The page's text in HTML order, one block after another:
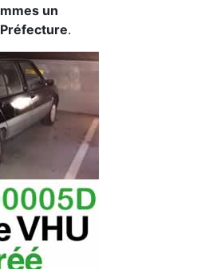
un
Préfecture.